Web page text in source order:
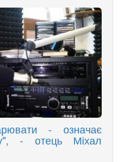
- означає
- отець Міхал